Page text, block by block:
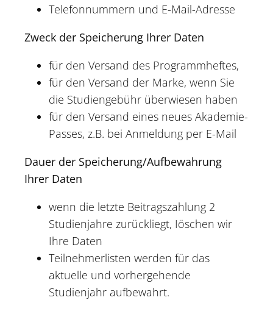
Telefonnummern und E-Mail-Adresse
Zweck der Speicherung Ihrer Daten
für den Versand des Programmheftes,
für den Versand der Marke, wenn Sie
die Studiengebühr überwiesen haben
für den Versand eines neues Akademie-
Passes, z.B. bei Anmeldung per E-Mail
Dauer der Speicherung/Aufbewahrung
Ihrer Daten
wenn die letzte Beitragszahlung 2
Studienjahre zurückliegt, Iöschen wir
Ihre Daten
Teilnehmerlisten werden für das
aktuelle und vorhergehende
Studienjahr aufbewahrt.